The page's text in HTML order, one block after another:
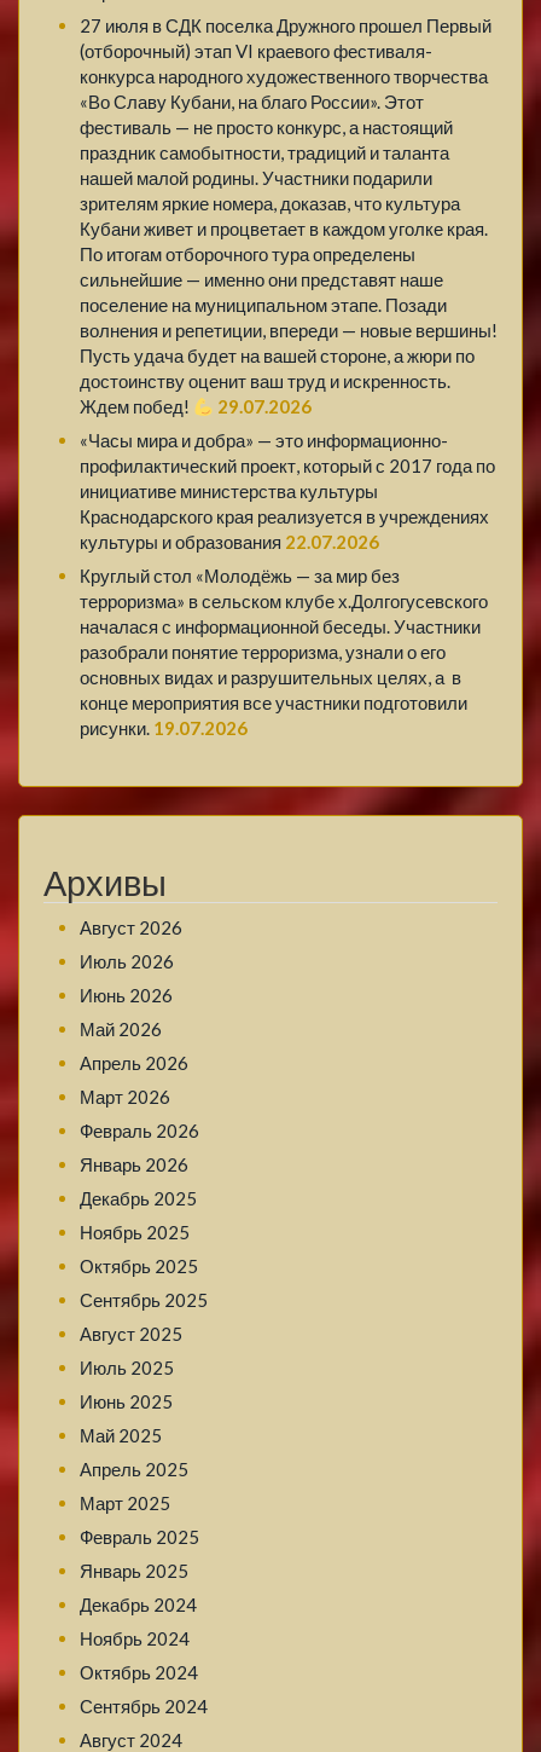
27 июля в СДК поселка Дружного прошел Первый
(отборочный) этап VI краевого фестиваля-
конкурса народного художественного творчества
«Во Славу Кубани, на благо России». Этот
фестиваль — не просто конкурс, а настоящий
праздник самобытности, традиций и таланта
нашей малой родины. Участники подарили
зрителям яркие номера, доказав, что культура
Кубани живет и процветает в каждом уголке края.
По итогам отборочного тура определены
сильнейшие — именно они представят наше
поселение на муниципальном этапе. Позади
волнения и репетиции, впереди — новые вершины!
Пусть удача будет на вашей стороне, а жюри по
достоинству оценит ваш труд и искренность.
Ждем побед!
29.07.2026
«Часы мира и добра» — это информационно-
профилактический проект, который с 2017 года по
инициативе министерства культуры
Краснодарского края реализуется в учреждениях
культуры и образования 22.07.2026
Круглый стол «Молодёжь — за мир без
терроризма» в сельском клубе х.Долгогусевского
началася с информационной беседы. Участники
разобрали понятие терроризма, узнали о его
основных видах и разрушительных целях, а в
конце мероприятия все участники подготовили
рисунки. 19.07.2026
Архивы
Август 2026
Июль 2026
Июнь 2026
Май 2026
Апрель 2026
Март 2026
Февраль 2026
Январь 2026
Декабрь 2025
Ноябрь 2025
Октябрь 2025
Сентябрь 2025
Август 2025
Июль 2025
Июнь 2025
Май 2025
Апрель 2025
Март 2025
Февраль 2025
Январь 2025
Декабрь 2024
Ноябрь 2024
Октябрь 2024
Сентябрь 2024
Август 2024